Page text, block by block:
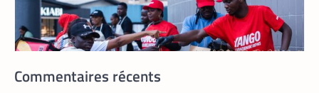
Commentaires récents